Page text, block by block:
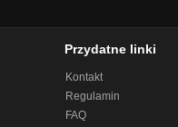
Przydatne linki
Kontakt
Regulamin
FAQ